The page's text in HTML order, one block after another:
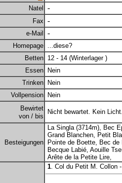
Natel
-
Fax -
e-Mail -
Homepage ...diese?
Betten 12 - 14 (Winterlager )
Essen
Nein
Trinken
Nein
Vollpension
Nein
Bewirtet
von / bis
Nicht bewartet. Kein
Besteigungen
La Singla (3714m), Bec
Grand Blanchen, Petit
Pointe de Boette, Bec de
Becque Labié, Aouille
Arête de la Petite Lire,
1. Col du Petit M. Collon